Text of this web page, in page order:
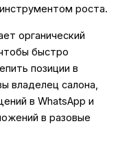
роста.
органический
быстро
позиции в
владелец салона,
в WhatsApp и
в разовые